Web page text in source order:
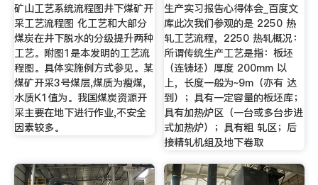
矿山工艺系统流程图井下煤矿开
采工艺流程图 化工艺和大部分
煤炭在井下脱水的分级提升两种
工艺。附图1是本发明的工艺流
程图。具体实施例方式参见。某
煤矿开采3号煤层,煤质为瘦煤,
水质K1值为。我国煤炭资源开
采主要在地下进行作业,不安全
因素较多。
生产实习报告心得体会_百度文
库此次我们参观的是 2250 热
轧工艺流程，2250 热轧概况：
所谓传统生产工艺是指：板坯
（连铸坯）厚度 200mm 以
上，长度一般为~9m（亦有 达
到）；具有一定容量的板坯库；
具有加热炉区（一台或多台步进
式加热炉）；具有粗 轧区；后
接精轧机组及地下卷取